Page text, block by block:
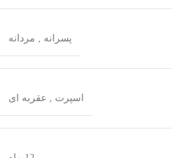
پسرانه مردانه
اسپرت عقربه ای